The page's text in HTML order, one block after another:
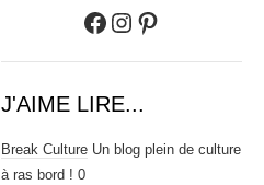
Facebook
Instagram
Pinterest
J'AIME LIRE...
Break Culture Un blog plein de culture
à ras bord ! 0